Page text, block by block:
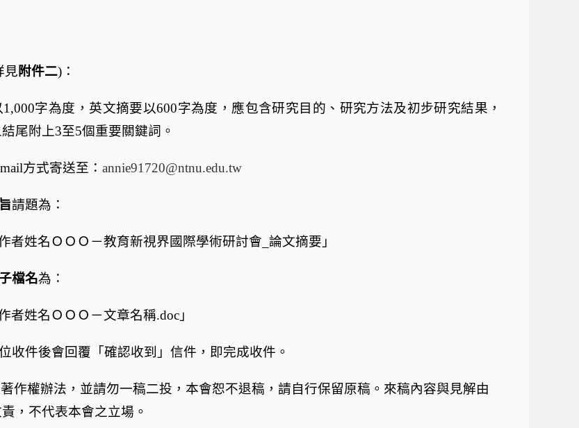
見附件二) ：
1,000字為度，英文摘要以600字為度，應包含研究目的、研究方法及初步研究結果，
尾附上3至5個重要關鍵詞。
方式寄送至： annie91720@ntnu.edu.tw
請題為：
作者姓名ＯＯＯ－教育新視界國際學術研討會 論文摘要」
檔名為：
作者姓名ＯＯＯ－文章名稱.doc 」
收件後會回覆「確認收到」信件，即完成收件。
作權辦法，並請勿一稿二投，本會恕不退稿，請自行保留原稿。來稿內容與見解由
，不代表本會之立場。